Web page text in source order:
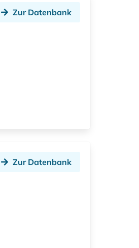
Zur Datenbank
Zur Datenbank